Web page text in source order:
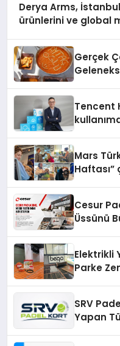
Derya Arms,
ürünlerini ve global
Gerçek
Tencent
Mars
Haftası”
Cesur
Üssünü
Elektrikli
Parke
SRV
Yapan